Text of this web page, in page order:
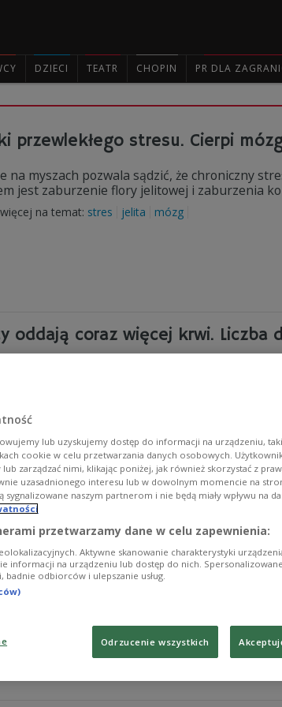
DZIECI TEATR CHOPIN PR DLA
przewlekłego stresu. Cierpi
na myszach pozwala sądzić, że chroniczny
jest zaburzenie flory jelitowej i zaburzenia
na temat: stres jelita mózg
oddają coraz więcej krwi. Liczba
chętniej oddają krew. Jak wynika z
w kraju ponad 1,59 mln donacji krwi i jej
mimo niemal niezmienionej liczby
angażuje się w ratowanie zdrowia i życia
więcej na temat: pomoc humanitarna krwiodawstwo
z hemofilią. Głos pacjentów i
tysięcy osób w Polsce żyje z hemofilią
może prowadzić do poważnych powikłań,
Dzień Chorych na Hemofilię, rozmawiamy
medycyna daje w leczeniu tej groźnej
Bogdan Gajewski - prezes Polskiego
- rehabilitant z Centrum Medycznego
zdrowie Artur Wolski hemofilia
lub uzyskujemy dostęp do informacji na urządzeniu,
cookie w celu przetwarzania danych osobowych.
zarządzać nimi, klikając poniżej, jak również skorzystać z
uzasadnionego interesu lub w dowolnym momencie na
naszym partnerom i nie będą miały wpływu na
przetwarzamy dane w celu zapewnienia:
Aktywne skanowanie charakterystyki
informacji na urządzeniu lub dostęp do nich.
odbiorców i ulepszanie usług.
Odrzucenie wszystkich